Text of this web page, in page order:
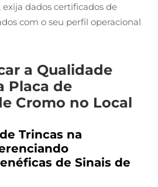
dados certificados de
com o seu perfil operacional
a Qualidade
Placa de
Cromo no Local
Trincas na
de Sinais de